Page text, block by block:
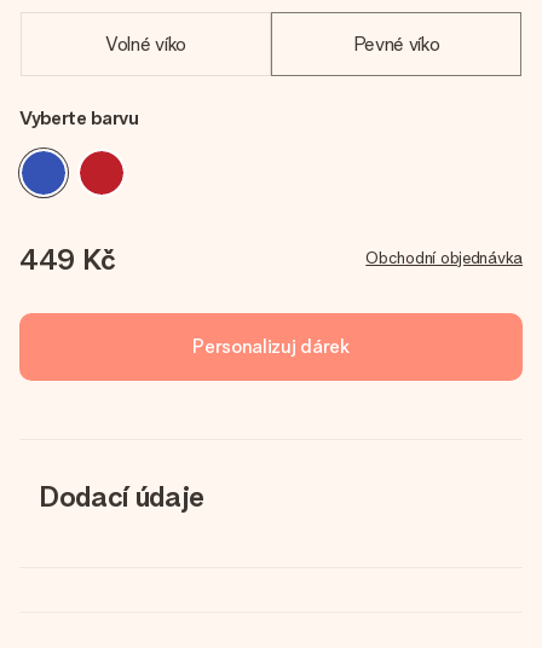
Volné víko Pevné víko
Vyberte barvu
449 Kč Obchodní objednávka
Personalizuj dárek
Dodací údaje